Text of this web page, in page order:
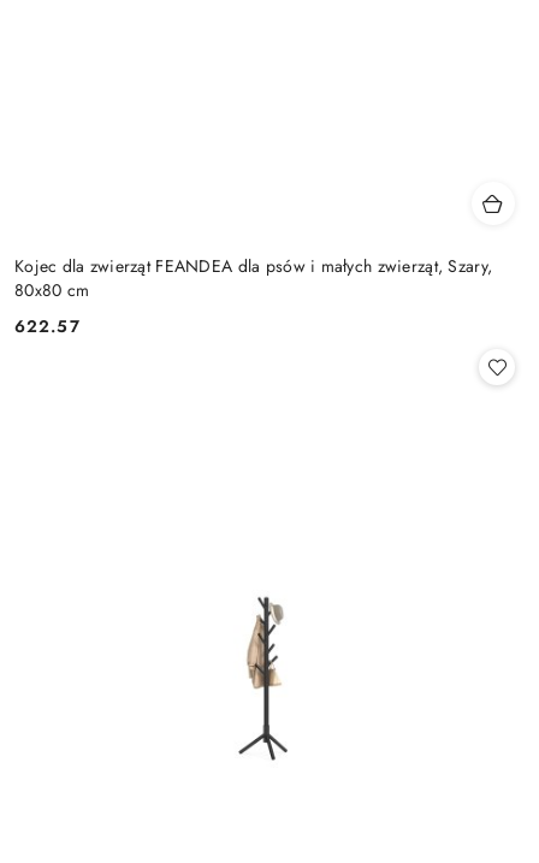
Kojec dla zwierząt FEANDEA dla psów i małych zwierząt, Szary,
80x80 cm
Cena:
622.57